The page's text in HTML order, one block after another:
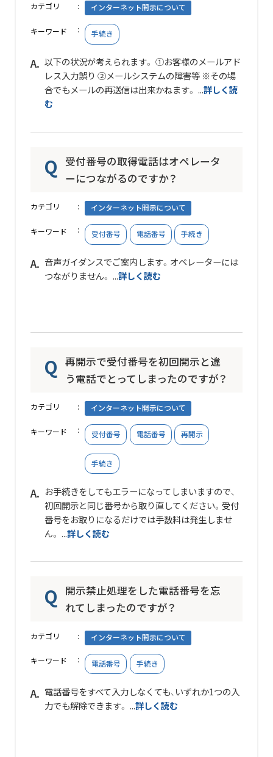
カテゴリ インターネット開示について
キーワード 手続き
以下の状況が考えられます。 ①お客様のメールアド
レス入力誤り ②メールシステムの障害等 ※その場
合でもメールの再送信は出来かねます。 ...詳しく読
む
受付番号の取得電話はオペレータ
ーにつながるのですか？
カテゴリ インターネット開示について
キーワード 受付番号 電話番号 手続き
音声ガイダンスでご案内します。オペレーターには
つながりません。 ...詳しく読む
再開示で受付番号を初回開示と違
う電話でとってしまったのですが？
カテゴリ インターネット開示について
キーワード 受付番号 電話番号 再開示
手続き
お手続きをしてもエラーになってしまいますので、
初回開示と同じ番号から取り直してください。受付
番号をお取りになるだけでは手数料は発生しませ
ん。 ...詳しく読む
開示禁止処理をした電話番号を忘
れてしまったのですが？
カテゴリ インターネット開示について
キーワード 電話番号 手続き
電話番号をすべて入力しなくても、いずれか1つの入
力でも解除できます。 ...詳しく読む